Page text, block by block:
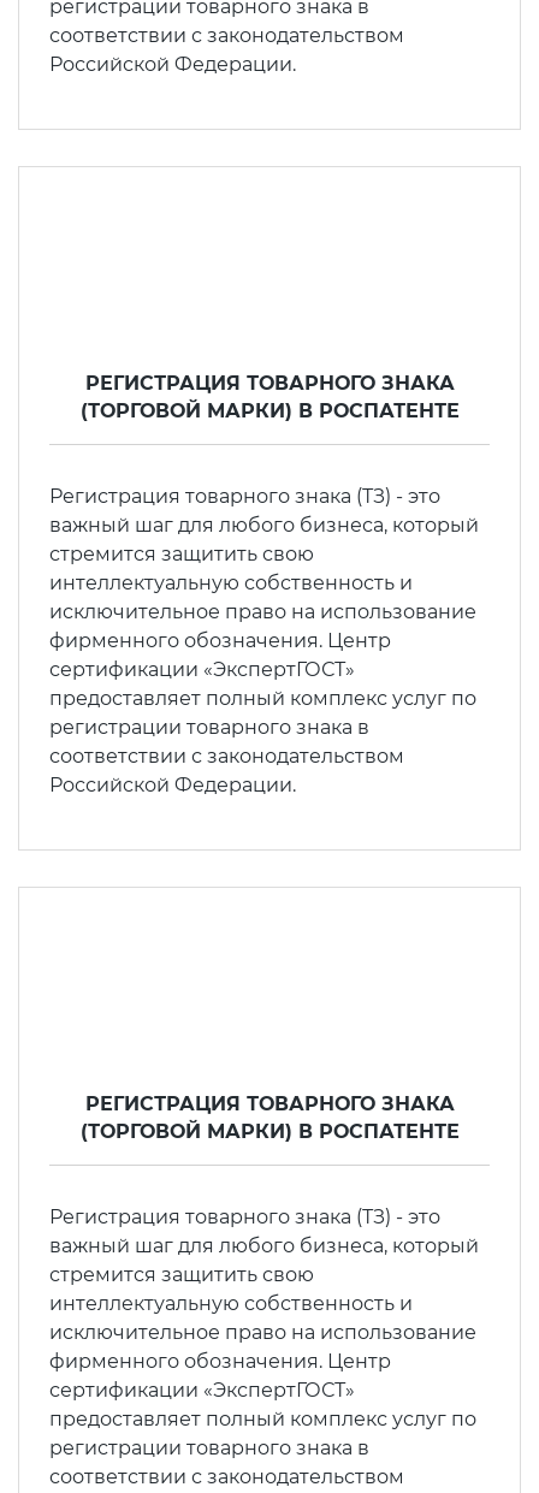
регистрации товарного знака в
соответствии с законодательством
Российской Федерации.
РЕГИСТРАЦИЯ ТОВАРНОГО ЗНАКА
(ТОРГОВОЙ МАРКИ) В РОСПАТЕНТЕ
Регистрация товарного знака (ТЗ) - это
важный шаг для любого бизнеса, который
стремится защитить свою
интеллектуальную собственность и
исключительное право на использование
фирменного обозначения. Центр
сертификации «ЭкспертГОСТ»
предоставляет полный комплекс услуг по
регистрации товарного знака в
соответствии с законодательством
Российской Федерации.
РЕГИСТРАЦИЯ ТОВАРНОГО ЗНАКА
(ТОРГОВОЙ МАРКИ) В РОСПАТЕНТЕ
Регистрация товарного знака (ТЗ) - это
важный шаг для любого бизнеса, который
стремится защитить свою
интеллектуальную собственность и
исключительное право на использование
фирменного обозначения. Центр
сертификации «ЭкспертГОСТ»
предоставляет полный комплекс услуг по
регистрации товарного знака в
соответствии с законодательством